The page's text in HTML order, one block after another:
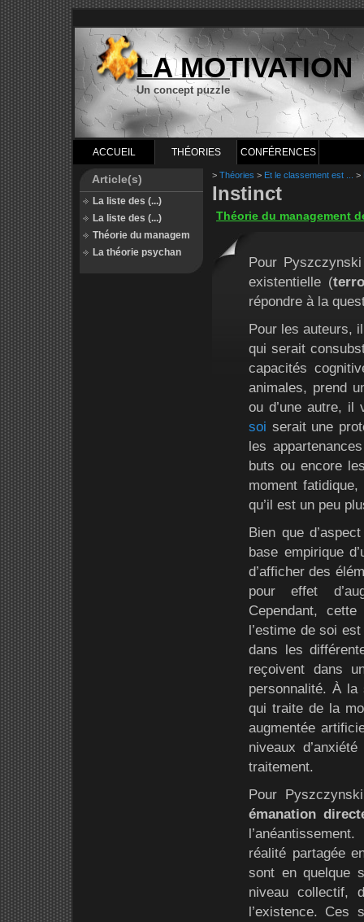
LA MOTIVATION
Un concept puzzle
ACCUEIL THÉORIES CONFÉRENCES
Article(s)
La liste des (...)
La liste des (...)
Théorie du managem
La théorie psychan
> Théories > Et le classement est ... >
Instinct
Théorie du management
Pour
existentielle (
répondre à la
Pour les auteurs,
qui serait
capacités
animales, prend
ou d’une autre,
soi serait une
les
buts ou encore
moment
qu’il est un peu
Bien que
base empirique
d’afficher des
pour effet
Cependant,
l’estime de soi
dans les
reçoivent dans
personnalité. À
qui traite de la
augmentée
niveaux
traitement.
Pour
émanation
réalité partagée
sont en quelque
niveau collectif,
l’existence. Ces